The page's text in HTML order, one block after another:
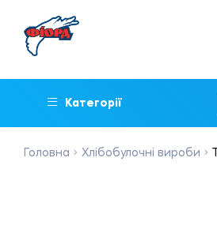
Категорії
Головна Хлібобулочні вироби